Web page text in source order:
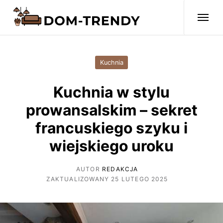
Kuchnia
Kuchnia w stylu
prowansalskim – sekret
francuskiego szyku i
wiejskiego uroku
AUTOR REDAKCJA
ZAKTUALIZOWANY 25 LUTEGO 2025